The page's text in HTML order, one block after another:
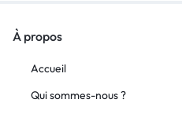
À propos
Accueil
Qui sommes-nous ?